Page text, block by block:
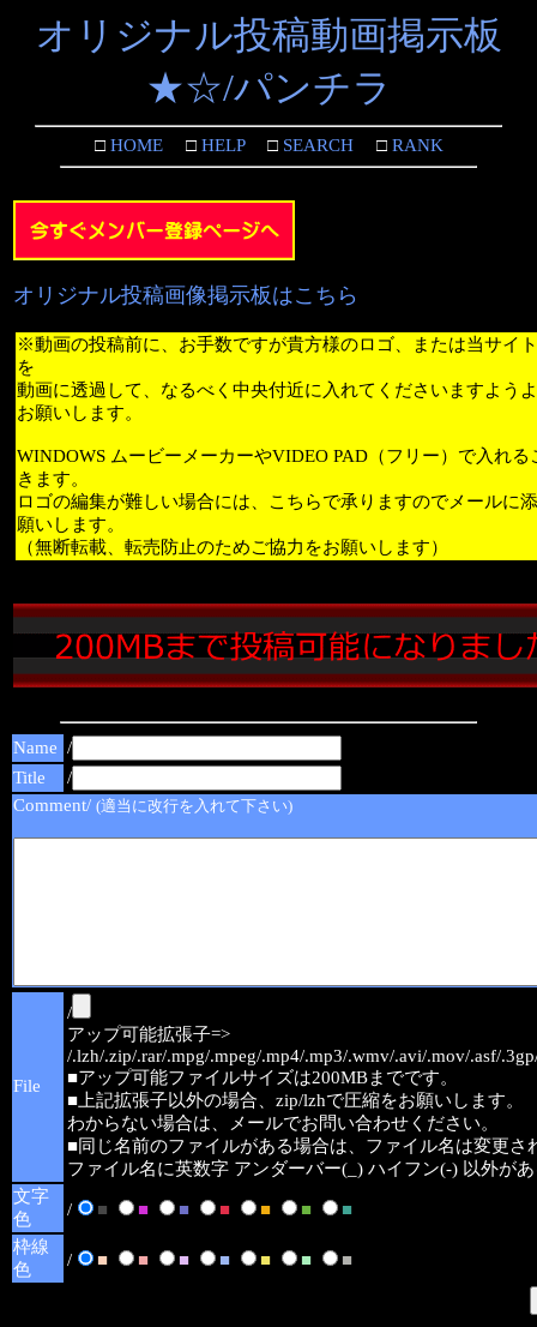
オリジナル投稿動画掲示板
★☆/パンチラ
□HOME□HELP□SEARCH□RANK
オリジナル投稿画像掲示板はこちら
※動画の投稿前に、お手数ですが貴方様のロゴ、または当サイ
を
動画に透過して、なるべく中央付近に入れてくださいますよう
お願いします。
WINDOWS ムービーメーカーやVIDEO PAD（フリー）で入れる
きます。
ロゴの編集が難しい場合には、こちらで承りますのでメールに
願いします。
（無断転載、転売防止のためご協力をお願いします）
Name /
Title
/
Comment/ (適当に改行を入れて下さい)
File
/
アップ可能拡張子=>
/.lzh/.zip/.rar/.mpg/.mpeg/.mp4/.mp3/.wmv/.avi/.mov/.asf/
■アップ可能ファイルサイズは200MBまでです。
■上記拡張子以外の場合、zip/lzhで圧縮をお願いします。
わからない場合は、メールでお問い合わせください。
■同じ名前のファイルがある場合は、ファイル名は変更さ
ファイル名に英数字 アンダーバー(_) ハイフン(-) 以外が
文字
色
/ ■ ■ ■ ■ ■ ■
■
枠線
色
/ ■ ■ ■ ■ ■ ■ ■